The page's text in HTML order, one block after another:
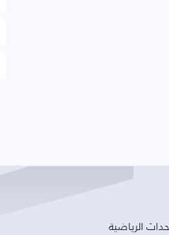
الرياضية